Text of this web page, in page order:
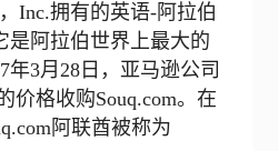
Inc.拥有的英语-阿拉伯
是阿拉伯世界上最大的
年3月28日，亚马逊公司
价格收购Souq.com。在
阿联酋被称为